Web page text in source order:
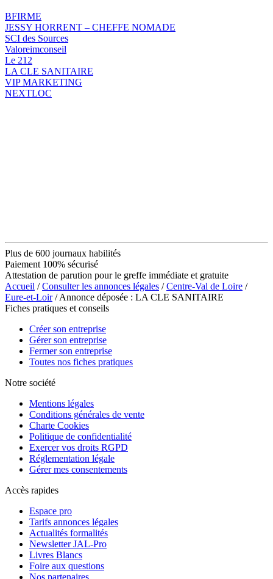
BFIRME
JESSY HORRENT – CHEFFE NOMADE
SCI des Sources
Valoreimconseil
Le 212
LA CLE SANITAIRE
VIP MARKETING
NEXTLOC
Plus de 600 journaux habilités
Paiement 100% sécurisé
Attestation de parution pour le greffe immédiate et gratuite
Accueil /Consulter les annonces légales /Centre-Val de Loire /
Eure-et-Loir/ Annonce déposée : LA CLE SANITAIRE
Fiches pratiques et conseils
Créer son entreprise
Gérer son entreprise
Fermer son entreprise
Toutes nos fiches pratiques
Notre société
Mentions légales
Conditions générales de vente
Charte Cookies
Politique de confidentialité
Exercer vos droits RGPD
Réglementation légale
Gérer mes consentements
Accès rapides
Espace pro
Tarifs annonces légales
Actualités formalités
Newsletter JAL-Pro
Livres Blancs
Foire aux questions
Nos partenaires